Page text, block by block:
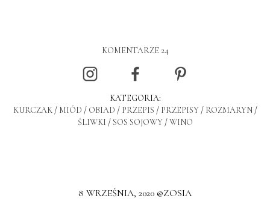
KOMENTARZE 24
KATEGORIA:
KURCZAK/ MIÓD / OBIAD / PRZEPIS / PRZEPISY/ ROZMARYN/
ŚLIWKI /SOS SOJOWY/WINO
8 WRZEŚNIA, 2020 @ZOSIA